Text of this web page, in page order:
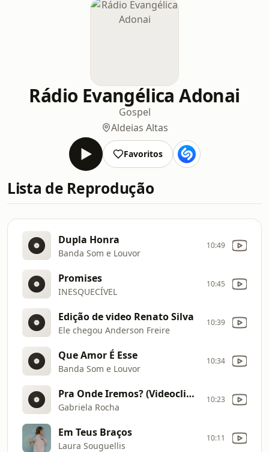
Rádio Evangélica Adonai
Gospel
Aldeias Altas
Favoritos
Lista de Reprodução
Dupla Honra
Banda Som e Louvor
10:49
Promises
INESQUECÍVEL
10:45
Edição de video Renato Silva
Ele chegou Anderson Freire
10:39
Que Amor É Esse
Banda Som e Louvor
10:34
Pra Onde Iremos? (Videoclipe)
Gabriela Rocha
10:23
Em Teus Braços
Laura Souguellis
10:11